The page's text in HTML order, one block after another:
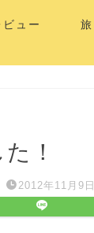
ビュー 旅
！
2012年11月9日